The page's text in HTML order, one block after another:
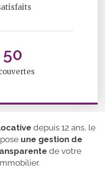
50
depuis 12 ans, le
une gestion de
de votre